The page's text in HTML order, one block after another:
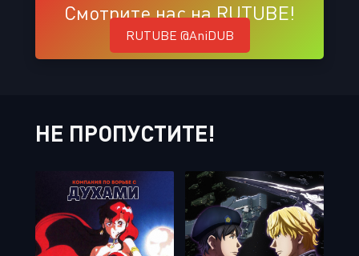
Смотрите нас на RUTUBE!
RUTUBE @AniDUB
НЕ ПРОПУСТИТЕ!